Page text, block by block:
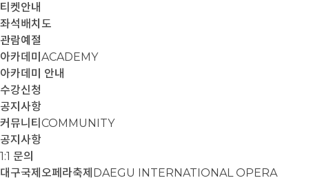
티켓안내
좌석배치도
관람예절
아카데미 ACADEMY
아카데미 안내
수강신청
공지사항
커뮤니티 COMMUNITY
공지사항
1:1 문의
대구국제오페라축제 DAEGU INTERNATIONAL OPERA